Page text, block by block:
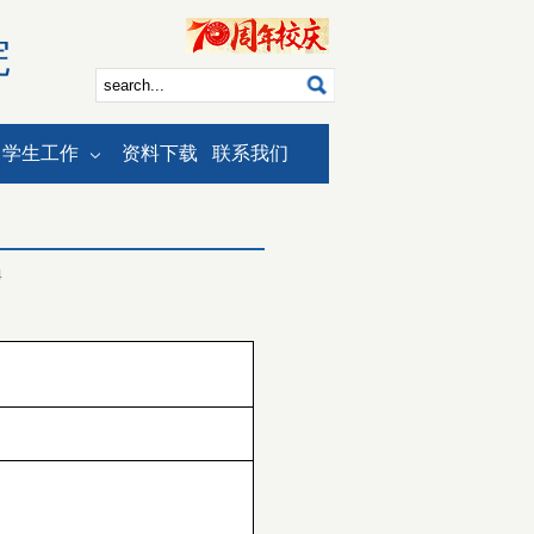
学生工作 资料下载 联系我们